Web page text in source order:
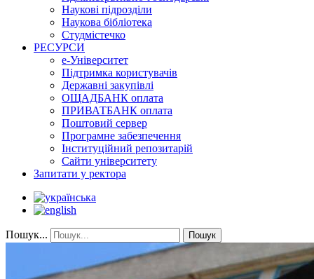
Наукові підрозділи
Наукова бібліотека
Студмістечко
РЕСУРСИ
е-Університет
Підтримка користувачів
Державні закупівлі
ОЩАДБАНК оплата
ПРИВАТБАНК оплата
Поштовий сервер
Програмне забезпечення
Інституційний репозитарій
Сайти університету
Запитати у ректора
Пошук... Пошук